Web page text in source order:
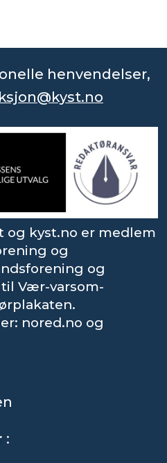
henvendelser,
og kyst.no er medlem
og
og
Vær-varsom-
nored.no og
: